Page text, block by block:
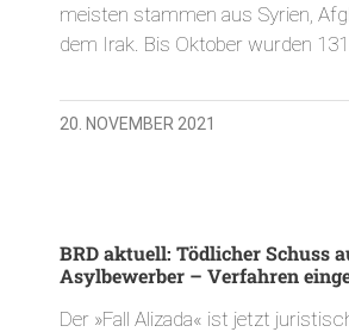
meisten stammen aus Syrien,
dem Irak. Bis Oktober wurden
20. NOVEMBER 2021
BRD aktuell: Tödlicher Schuss
Asylbewerber – Verfahren
Der »Fall Alizada« ist jetzt